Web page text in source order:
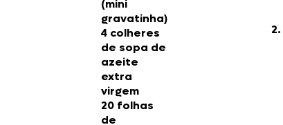
(mini
gravatinha)
4 colheres
de sopa de
azeite
extra
virgem
20 folhas
de